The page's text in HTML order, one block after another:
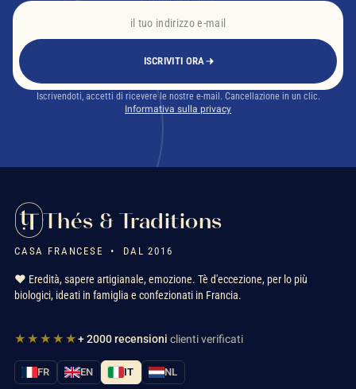
ISCRIVITI ORA
Iscrivendoti, accetti di ricevere le nostre e-mail. Cancellazione in un clic.
Informativa sulla privacy
Thés & Traditions
CASA FRANCESE • DAL 2016
❤️ Eredità, sapere artigianale, emozione. Tè d'eccezione, per lo più
biologici, ideati in famiglia e confezionati in Francia.
★★★★★+ 2000 recensioni clienti verificati
FR EN IT NL